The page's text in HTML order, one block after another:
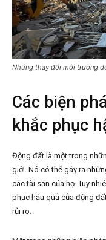
Những thay đổi môi trường
Các biện
khắc phục
Động đất là một trong
giới. Nó có thể gây ra
các tài sản của họ. Tuy
phục hậu quả của động
rủi ro.